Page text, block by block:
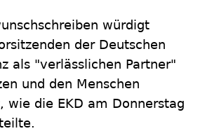
würdigt
der Deutschen
als "verlässlichen Partner"
und den Menschen
wie die EKD am Donnerstag